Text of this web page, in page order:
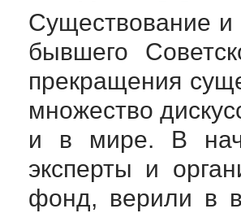
Существование
бывшего
прекращения
множество
и в мире. В
эксперты и
фонд, верили в